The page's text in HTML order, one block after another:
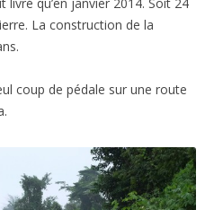
La construction de la
coup de pédale sur une route